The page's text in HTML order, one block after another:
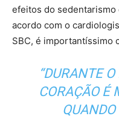
efeitos do sedentarismo
acordo com o
SBC, é importantíssimo
“DURANTE
CORAÇÃO É